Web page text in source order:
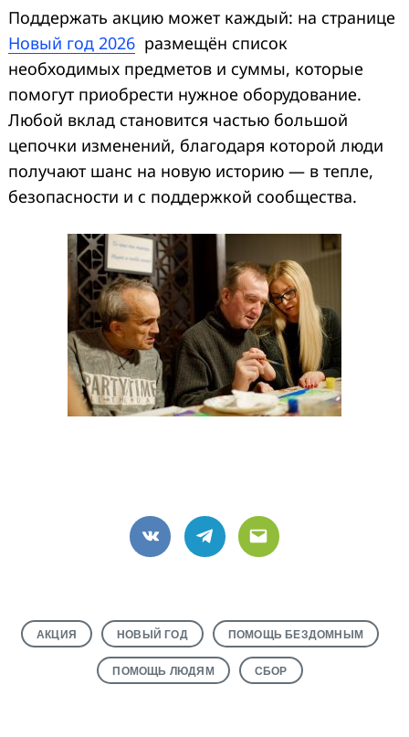
Поддержать акцию может каждый: на странице
Новый год 2026 размещён список
необходимых предметов и суммы, которые
помогут приобрести нужное оборудование.
Любой вклад становится частью большой
цепочки изменений, благодаря которой люди
получают шанс на новую историю — в тепле,
безопасности и с поддержкой сообщества.
VK Telegram
Email
АКЦИЯ НОВЫЙ ГОД ПОМОЩЬ БЕЗДОМНЫМ
ПОМОЩЬ ЛЮДЯМ СБОР